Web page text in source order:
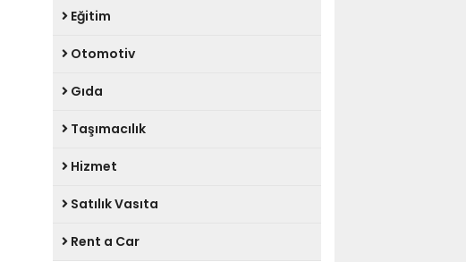
Eğitim
Otomotiv
Gıda
Taşımacılık
Hizmet
Satılık Vasıta
Rent a Car